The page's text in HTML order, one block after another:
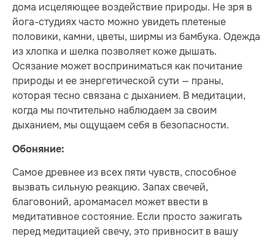
дома исцеляющее воздействие природы. Не зря в
йога-студиях часто можно увидеть плетеные
половики, камни, цветы, ширмы из бамбука. Одежда
из хлопка и шелка позволяет коже дышать.
Осязание может восприниматься как почитание
природы и ее энергетической сути — праны,
которая тесно связана с дыханием. В медитации,
когда мы почтительно наблюдаем за своим
дыханием, мы ощущаем себя в безопасности.
Обоняние:
Самое древнее из всех пяти чувств, способное
вызвать сильную реакцию. Запах свечей,
благовоний, аромамасел может ввести в
медитативное состояние. Если просто зажигать
перед медитацией свечу, это привносит в вашу